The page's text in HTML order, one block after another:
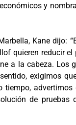
y
Kane dijo:
quieren reducir el
a la cabeza. Los
exigimos
de pruebas